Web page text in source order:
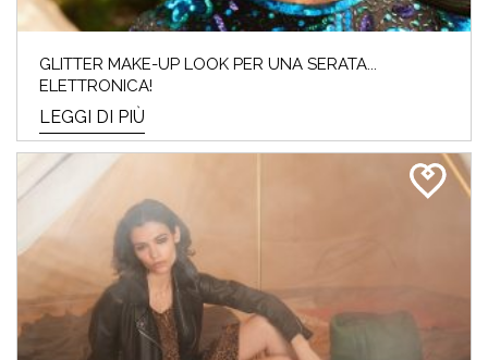
GLITTER MAKE-UP LOOK PER UNA SERATA...
ELETTRONICA!
LEGGI DI PIÙ